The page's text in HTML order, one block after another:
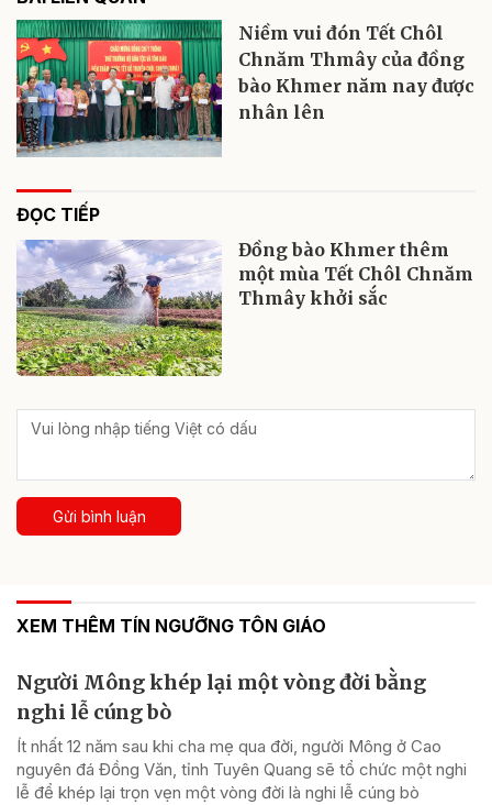
Niềm vui đón Tết Chôl
Chnăm Thmây của đồng
bào Khmer năm nay được
nhân lên
ĐỌC TIẾP
Đồng bào Khmer thêm
một mùa Tết Chôl Chnăm
Thmây khởi sắc
Gửi bình luận
XEM THÊM TÍN NGƯỠNG TÔN GIÁO
Người Mông khép lại một vòng đời bằng
nghi lễ cúng bò
Ít nhất 12 năm sau khi cha mẹ qua đời, người Mông ở Cao
nguyên đá Đồng Văn, tỉnh Tuyên Quang sẽ tổ chức một nghi
lễ để khép lại trọn vẹn một vòng đời là nghi lễ cúng bò